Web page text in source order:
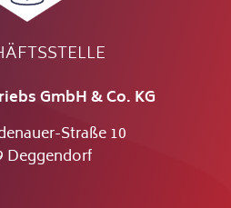
GmbH & Co. KG
Straße 10
Deggendorf